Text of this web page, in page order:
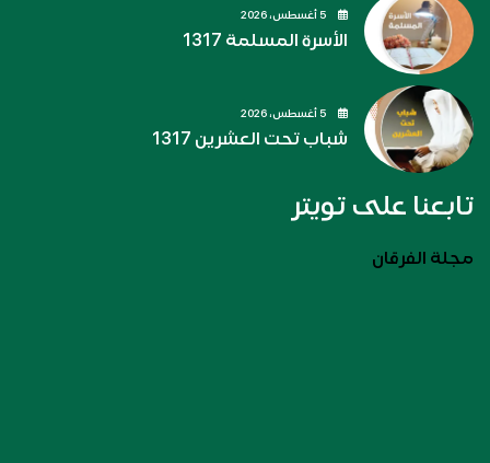
الأسرة المسلمة 1317
شباب تحت العشرين 1317
تابعنا على تويتر
مجلة الفرقان